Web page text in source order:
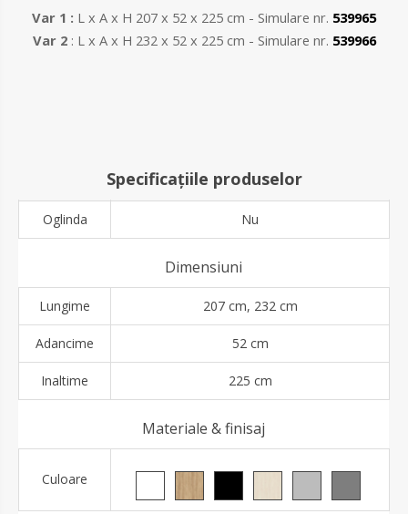
Var 1 : L x A x H 207 x 52 x 225 cm - Simulare nr. 539965
Var 2: L x A x H 232 x 52 x 225 cm - Simulare nr. 539966
Specificațiile produselor
Oglinda Nu
Dimensiuni
Lungime 207 cm, 232 cm
Adancime 52 cm
Inaltime 225 cm
Materiale & finisaj
Culoare